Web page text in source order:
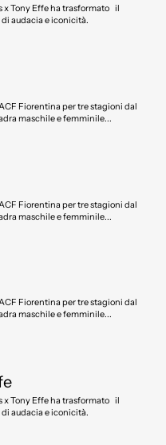
x Tony Effe ha trasformato il
audacia e iconicità.
maschile e femminile...
maschile e femminile...
maschile e femminile...
x Tony Effe ha trasformato il
audacia e iconicità.